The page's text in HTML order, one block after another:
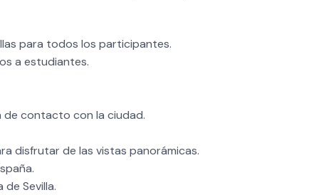
para todos los participantes.
a estudiantes.
de contacto con la ciudad.
disfrutar de las vistas panorámicas.
Sevilla.